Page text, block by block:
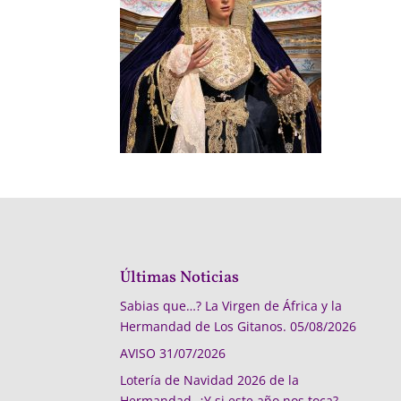
Últimas Noticias
Sabias que…? La Virgen de África y la
Hermandad de Los Gitanos. 05/08/2026
AVISO 31/07/2026
Lotería de Navidad 2026 de la